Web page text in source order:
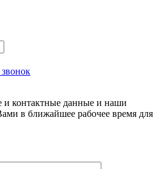
звонок
и контактные данные и наши
в ближайшее рабочее время для